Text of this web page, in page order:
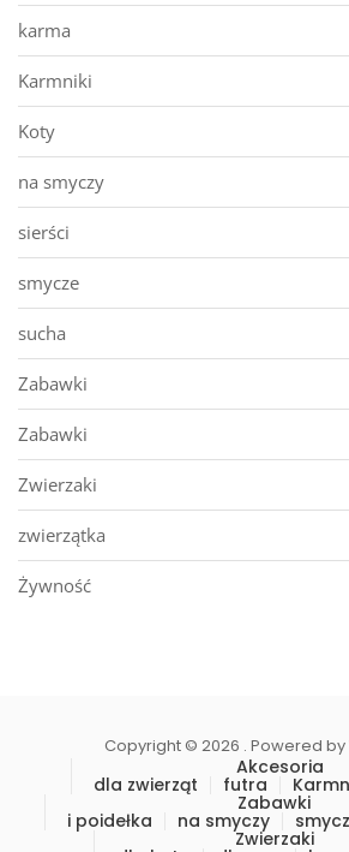
karma
Karmniki
Koty
na smyczy
sierści
smycze
sucha
Zabawki
Zabawki
Zwierzaki
zwierzątka
Żywność
Copyright © 2026 . Powered by
Akcesoria
dla zwierząt futra
Zabawki
i poidełka na smyczy
Zwierzaki